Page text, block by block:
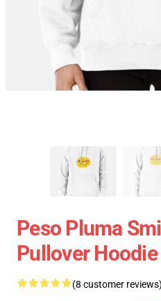
Peso Pluma
Pullover
(8 customer reviews)